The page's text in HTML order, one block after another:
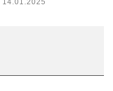
14.01.2025